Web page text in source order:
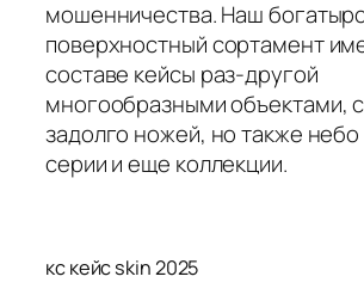
мошенничества. Наш
поверхностный сортамент
составе кейсы раз-другой
многообразными объектами,
задолго ножей, но также небо
серии и еще коллекции.
кс кейс skin 2025